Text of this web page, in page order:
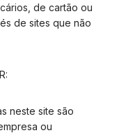
de cartão ou
de sites que não
neste site são
ou